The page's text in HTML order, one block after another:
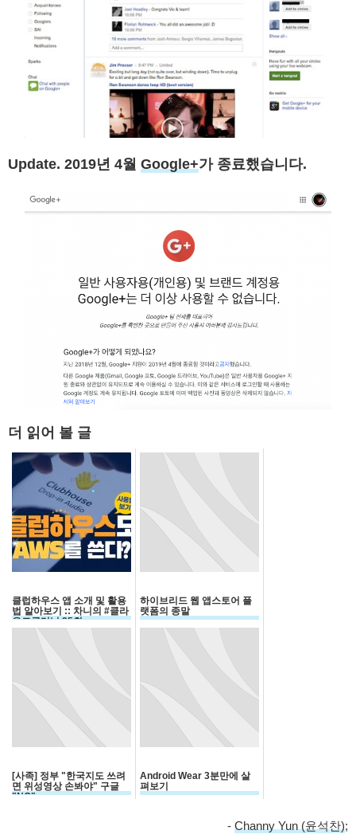
Update. 2019년 4월 Google+가 종료했습니다.
더 읽어 볼 글
클럽하우스 앱 소개 및 활용
법 알아보기 :: 차니의 #클라
우드클리닉​ 25회
하이브리드 웹 앱스토어 플
랫폼의 종말
[사족] 정부 "한국지도 쓰려
면 위성영상 손봐야" 구글
"NO"
Android Wear 3분만에 살
펴보기
- Channy Yun (윤석찬);